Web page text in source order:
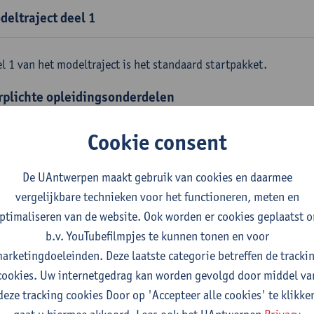
deel 1
1 van het modeltraject is het standaard startpakket.
opleidingsonderdelen
1E SEM
methoden en technieken
1E SEM
Jan Sijbers
chemie m.i.v. labovaardigheden
1E SEM
Frank Blockhuys Christophe De Bie
Cookie consent
De UAntwerpen maakt gebruik van cookies en daarmee
vergelijkbare technieken voor het functioneren, meten en
van de website. Ook worden er cookies geplaatst
b.v. YouTubefilmpjes te kunnen tonen en voor
Deze laatste categorie betreffen de
Uw internetgedrag kan worden gevolgd door middel
tracking cookies Door op 'Accepteer alle cookies' te